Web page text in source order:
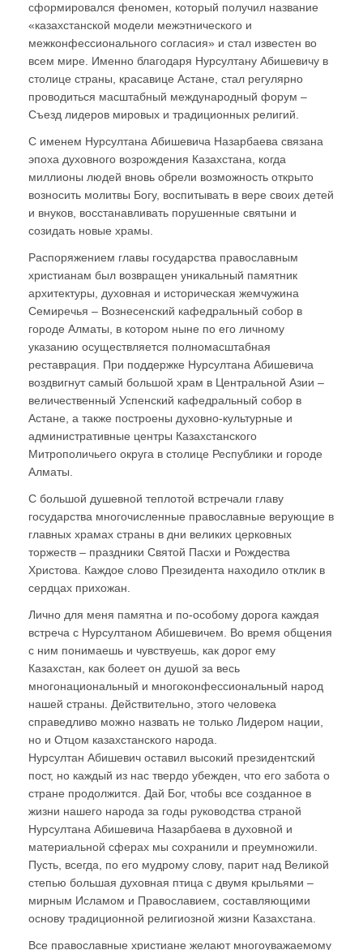
сформировался феномен, который получил название
«казахстанской модели межэтнического и
межконфессионального согласия» и стал известен во
всем мире. Именно благодаря Нурсултану Абишевичу в
столице страны, красавице Астане, стал регулярно
проводиться масштабный международный форум –
Съезд лидеров мировых и традиционных религий.
С именем Нурсултана Абишевича Назарбаева связана
эпоха духовного возрождения Казахстана, когда
миллионы людей вновь обрели возможность открыто
возносить молитвы Богу, воспитывать в вере своих детей
и внуков, восстанавливать порушенные святыни и
созидать новые храмы.
Распоряжением главы государства православным
христианам был возвращен уникальный памятник
архитектуры, духовная и историческая жемчужина
Семиречья – Вознесенский кафедральный собор в
городе Алматы, в котором ныне по его личному
указанию осуществляется полномасштабная
реставрация. При поддержке Нурсултана Абишевича
воздвигнут самый большой храм в Центральной Азии –
величественный Успенский кафедральный собор в
Астане, а также построены духовно-культурные и
административные центры Казахстанского
Митрополичьего округа в столице Республики и городе
Алматы.
С большой душевной теплотой встречали главу
государства многочисленные православные верующие в
главных храмах страны в дни великих церковных
торжеств – праздники Святой Пасхи и Рождества
Христова. Каждое слово Президента находило отклик в
сердцах прихожан.
Лично для меня памятна и по-особому дорога каждая
встреча с Нурсултаном Абишевичем. Во время общения
с ним понимаешь и чувствуешь, как дорог ему
Казахстан, как болеет он душой за весь
многонациональный и многоконфессиональный народ
нашей страны. Действительно, этого человека
справедливо можно назвать не только Лидером нации,
но и Отцом казахстанского народа.
Нурсултан Абишевич оставил высокий президентский
пост, но каждый из нас твердо убежден, что его забота о
стране продолжится. Дай Бог, чтобы все созданное в
жизни нашего народа за годы руководства страной
Нурсултана Абишевича Назарбаева в духовной и
материальной сферах мы сохранили и преумножили.
Пусть, всегда, по его мудрому слову, парит над Великой
степью большая духовная птица с двумя крыльями –
мирным Исламом и Православием, составляющими
основу традиционной религиозной жизни Казахстана.
Все православные христиане желают многоуважаемому